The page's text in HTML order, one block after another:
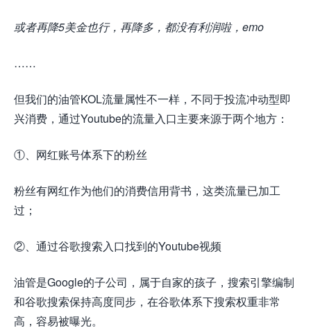
或者再降5美金也行，再降多，都没有利润啦，emo
……
但我们的油管KOL流量属性不一样，不同于投流冲动型即
兴消费，通过Youtube的流量入口主要来源于两个地方：
①、网红账号体系下的粉丝
粉丝有网红作为他们的消费信用背书，这类流量已加工
过；
②、通过谷歌搜索入口找到的Youtube视频
油管是Google的子公司，属于自家的孩子，搜索引擎编制
和谷歌搜索保持高度同步，在谷歌体系下搜索权重非常
高，容易被曝光。